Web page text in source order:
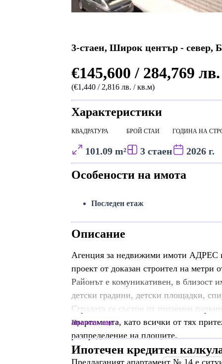
3-стаен, Широк център - север,
€145,600 / 284,769 лв.
(€1,440 / 2,816 лв. / кв.м)
Характеристики
КВАДРАТУРА
101.09 m²
БРОЙ СТАИ
3 стаен
ГОДИНА НА
2026 г.
Особености на имота
Последен етаж
Описание
Агенция за недвижими имоти АДРЕС
проект от доказан строител на метри
Районът е комуникативен, в близост
детски градини, детски площадки,
Сградата се състои от подземен
апартамента, като всички от тях
разпределение на площите.
Предлаганият апартамент № 14 е
Прочети още
Ипотечен кредитен